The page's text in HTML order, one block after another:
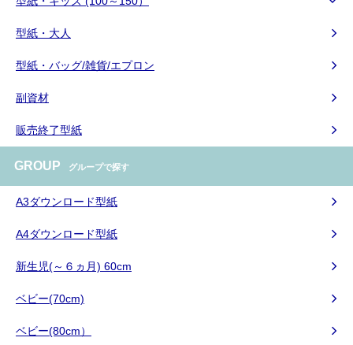
型紙・大人
型紙・バッグ/雑貨/エプロン
副資材
販売終了型紙
GROUP グループで探す
A3ダウンロード型紙
A4ダウンロード型紙
新生児(～６ヵ月) 60cm
ベビー(70cm)
ベビー(80cm）